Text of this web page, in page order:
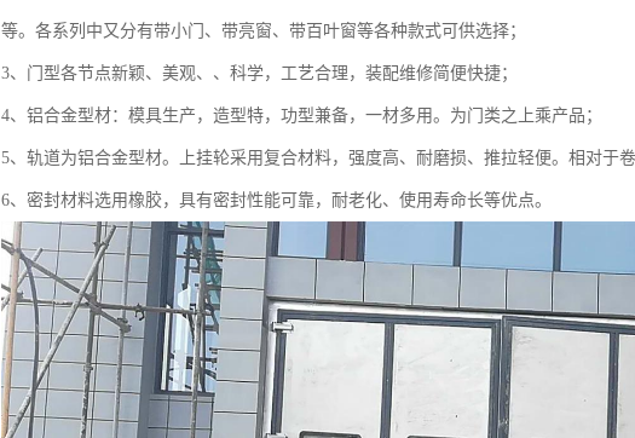
等。各系列中又分有带小门、带亮窗、带百叶窗等各种款式可供选择；
3、门型各节点新颖、美观、、科学，工艺合理，装配维修简便快捷；
4、铝合金型材：模具生产，造型特，功型兼备，一材多用。为门类之上乘产品；
5、轨道为铝合金型材。上挂轮采用复合材料，强度高、耐磨损、推拉轻便。相对于
6、密封材料选用橡胶，具有密封性能可靠，耐老化、使用寿命长等优点。